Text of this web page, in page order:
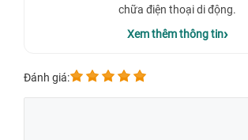
Khám phá chi phíthay mặt kính
Xem thêm:Cầnthay kính lưng iPhone 16 Pro
chữa điện thoại di động.
Xem thêm thông tin
Đánh giá: